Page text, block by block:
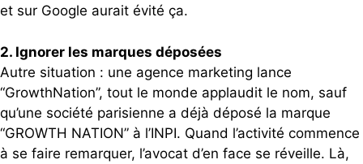
et sur Google aurait évité ça.
2. Ignorer les marques déposées
Autre situation : une agence marketing lance
“GrowthNation”, tout le monde applaudit le nom, sauf
qu’une société parisienne a déjà déposé la marque
“GROWTH NATION” à l’INPI. Quand l’activité commence
à se faire remarquer, l’avocat d’en face se réveille. Là,